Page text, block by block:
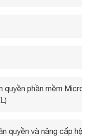
quyền phần mềm
quyền và nâng cấp hệ